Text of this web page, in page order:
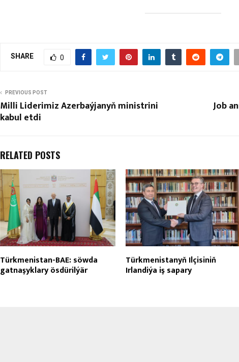
SHARE 0
PREVIOUS POST
Milli Liderimiz Azerbaýjanyň ministrini
kabul etdi
Job
RELATED POSTS
Türkmenistan-BAE: söwda
gatnaşyklary ösdürilýär
Türkmenistanyň Ilçisiniň
Irlandiýa iş sapary